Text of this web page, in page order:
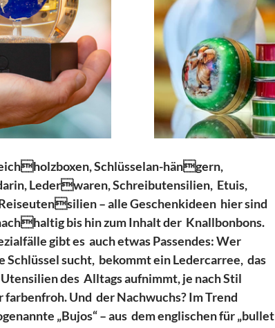
Schlüsselan-hängern,
Lederwaren, Schreibutensilien,  Etuis,
– alle Geschenkideen  hier sind
bis hin zum Inhalt der  Knallbonbons.
gibt es  auch etwas Passendes: Wer
Schlüssel sucht,  bekommt ein Ledercarree,  das
des  Alltags aufnimmt, je nach Stil
farbenfroh. Und  der Nachwuchs? Im Trend
„Bujos“ – aus  dem englischen für „bullet